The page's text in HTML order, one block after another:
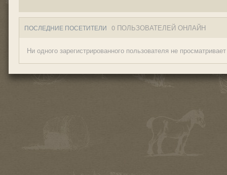
ПОСЛЕДНИЕ ПОСЕТИТЕЛИ 0 ПОЛЬЗОВАТЕЛЕЙ ОНЛАЙН
Ни одного зарегистрированного пользователя не